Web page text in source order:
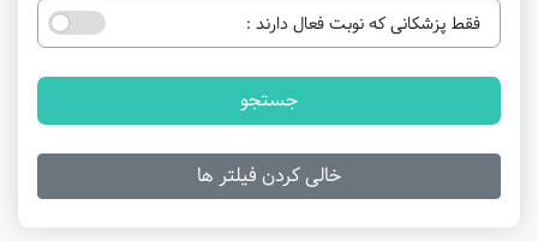
فقط پزشکانی که نوبت فعال دارند :
جستجو
خالی کردن فیلتر ها